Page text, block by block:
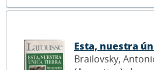
Esta, nuestra
Brailovsky,